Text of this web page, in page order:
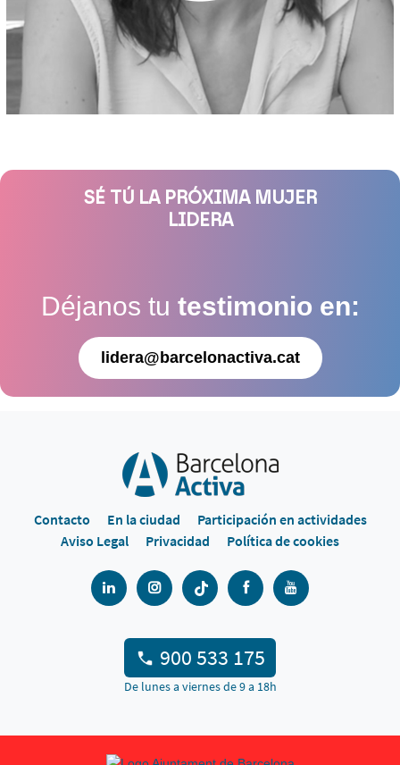
SÉ TÚ LA PRÓXIMA MUJER
LIDERA
Déjanos tu testimonio en:
lidera@barcelonactiva.cat
Contacto En la ciudad
Participación en actividades
Aviso Legal
Privacidad Política de cookies
900 533 175
De lunes a viernes de 9 a 18h